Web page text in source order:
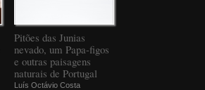
Pitões das Junias
nevado, um Papa-figos
e outras paisagens
naturais de Portugal
Luís Octávio Costa